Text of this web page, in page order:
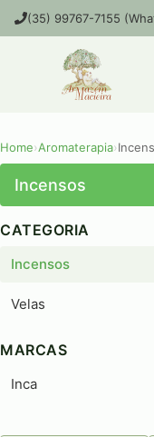
(35) 99767-7155
Home›Aromaterapia›
Incensos
CATEGORIA
Incensos
Velas
MARCAS
Inca